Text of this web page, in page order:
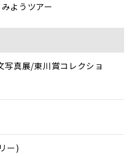
ようツアー
真展/東川賞コレクショ
ー)